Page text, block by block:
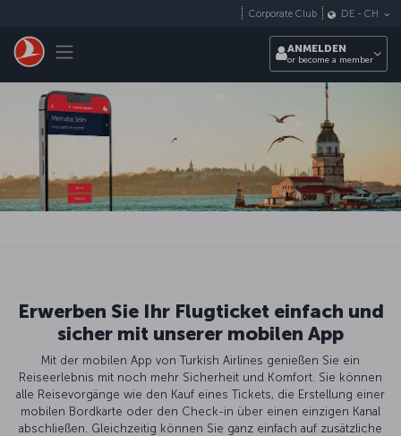
Toggle navigation
Corporate Club DE - CH
ANMELDEN
or become a member
Erwerben Sie Ihr Flugticket einfach und
sicher mit unserer mobilen App
Mit der mobilen App von Turkish Airlines genießen Sie ein
Reiseerlebnis mit noch mehr Sicherheit und Komfort. Sie können
alle Reisevorgänge wie den Kauf eines Tickets, die Erstellung einer
mobilen Bordkarte oder den Check-in über einen einzigen Kanal
abschließen. Gleichzeitig können Sie ganz einfach auf zusätzliche